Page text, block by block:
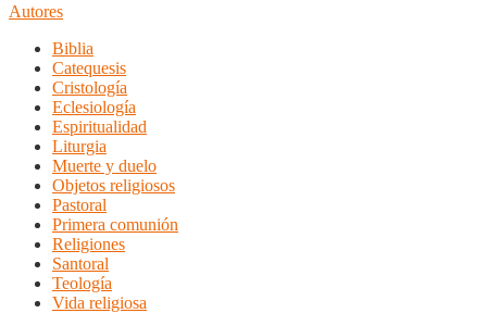
Autores
Biblia
Catequesis
Cristología
Eclesiología
Espiritualidad
Liturgia
Muerte y duelo
Objetos religiosos
Pastoral
Primera comunión
Religiones
Santoral
Teología
Vida religiosa